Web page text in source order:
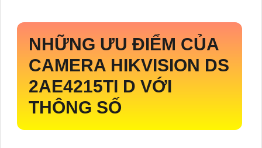
NHỮNG ƯU ĐIỂM CỦA
CAMERA HIKVISION DS
2AE4215TI D VỚI
THÔNG SỐ